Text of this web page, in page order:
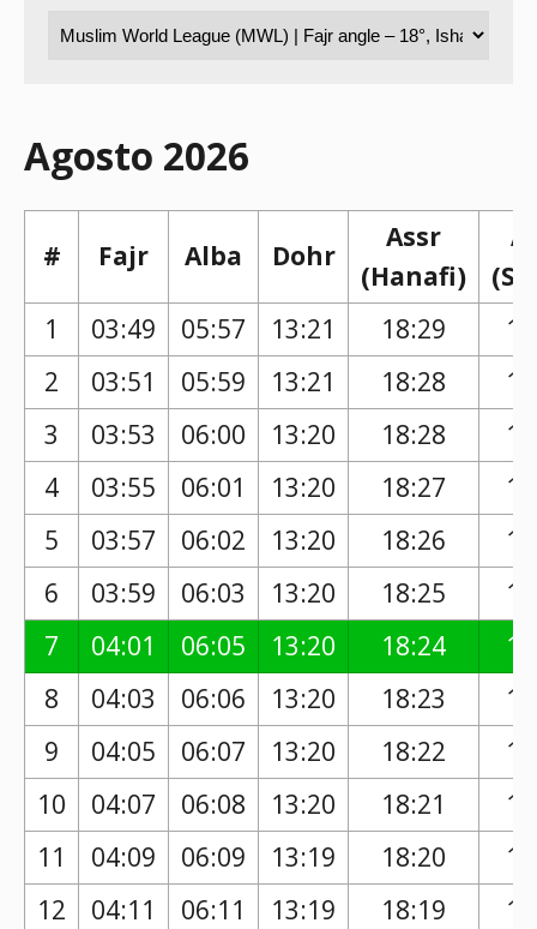
Agosto 2026
# Fajr Alba Dohr
Assr
(Hanafi)
1
03:49 05:57 13:21 18:29
2
03:51 05:59 13:21 18:28
3
03:53 06:00 13:20 18:28
4
03:55 06:01 13:20 18:27
5
03:57 06:02 13:20 18:26
6
03:59 06:03 13:20 18:25
7
04:01 06:05 13:20 18:24
8
04:03 06:06 13:20 18:23
9
04:05 06:07 13:20 18:22
10
04:07 06:08 13:20 18:21
11
04:09 06:09 13:19 18:20
12
04:11 06:11 13:19 18:19